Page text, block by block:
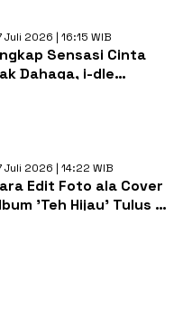
Juli 2026 | 16:15 WIB
Sensasi Cinta
Dahaga, i-dle
Juli 2026 | 14:22 WIB
Edit Foto ala Cover
'Teh Hijau' Tulus di